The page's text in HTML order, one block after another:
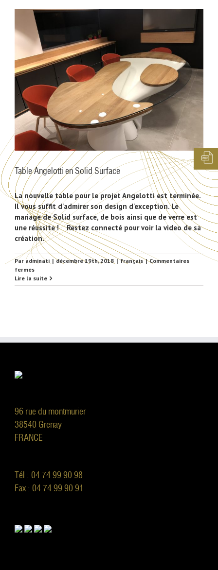
Table Angelotti en Solid Surface
La nouvelle table pour le projet Angelotti est terminée.
Il vous suffit d'admirer son design d'exception. Le
mariage de Solid surface, de bois ainsi que de verre est
une réussite ! Restez connecté pour voir la video de sa
création.
Par adminati | décembre 19th, 2018 | français | Commentaires
ferméssur
Table
Angelotti
Lire la suite
96 rue du montmurier
38540 Grenay
FRANCE
Tél : 04 74 99 90 98
Fax : 04 74 99 90 91